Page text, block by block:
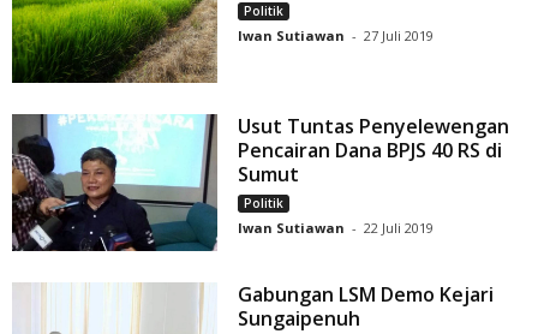
Politik
Iwan Sutiawan - 27 Juli 2019
Usut Tuntas Penyelewengan
Pencairan Dana BPJS 40 RS di
Sumut
Politik
Iwan Sutiawan - 22 Juli 2019
Gabungan LSM Demo Kejari
Sungaipenuh